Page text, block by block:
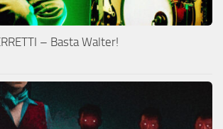
– Basta Walter!